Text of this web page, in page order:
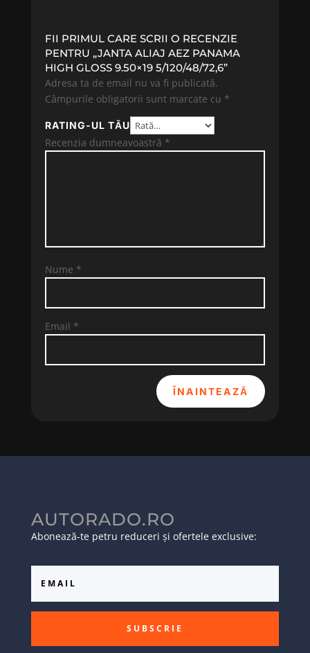
FII PRIMUL CARE SCRII O RECENZIE
PENTRU „JANTA ALIAJ AEZ PANAMA
HIGH GLOSS 9.50×19 5/120/48/72,6”
Adresa ta de email nu va fi publicată.
Câmpurile obligatorii sunt marcate cu *
RATING-UL TĂU
Recenzia dumneavoastră *
Nume *
Email *
ÎNAINTEAZĂ
AUTORADO.RO
Abonează-te petru reduceri și ofertele exclusive:
SUBSCRIE